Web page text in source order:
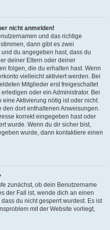
nicht anmelden!
und das richtige
dann gibt es zwei
und du angegeben hast, dass du
deiner Eltern oder deiner
folgen, die du erhalten hast. Wenn
vielleicht aktiviert werden. Bei
Mitglieder erst freigeschaltet
oder ein Administrator. Bei
Aktivierung nötig ist oder nicht.
dort enthaltenen Anweisungen.
korrekt eingegeben hast oder
wurde. Wenn du dir sicher bist,
wurde, dann kontaktiere einen
zunächst, ob dein Benutzername
der Fall ist, wende dich an einen
du nicht gesperrt wurdest. Es ist
mit der Website vorliegt,